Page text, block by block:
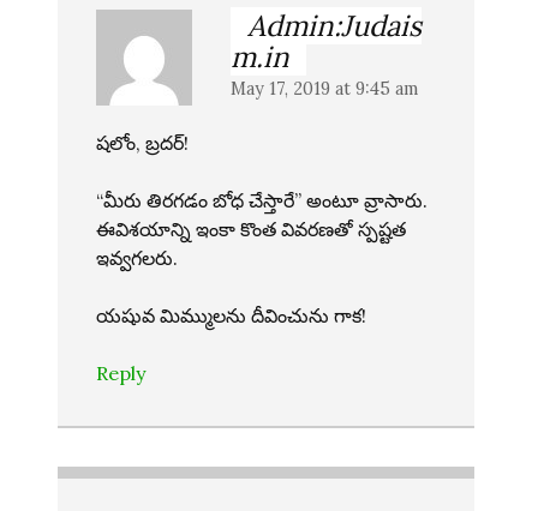
Admin:Judais
m.in
May 17, 2019 at 9:45 am
షలోం, బ్రదర్!
“మీరు తిరగడం బోధ చేస్తారే” అంటూ వ్రాసారు.
ఈవిశయాన్ని ఇంకా కొంత వివరణతో స్పష్టత
ఇవ్వగలరు.
యషువ మిమ్ములను దీవించును గాక!
Reply